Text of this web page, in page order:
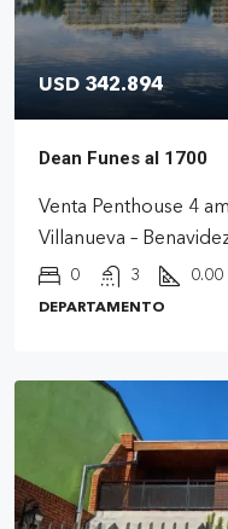
USD 342.894
Dean Funes al 1700
Venta Penthouse 4
Villanueva –
0 3 0.00
DEPARTAMENTO